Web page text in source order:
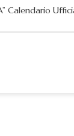
Calendario